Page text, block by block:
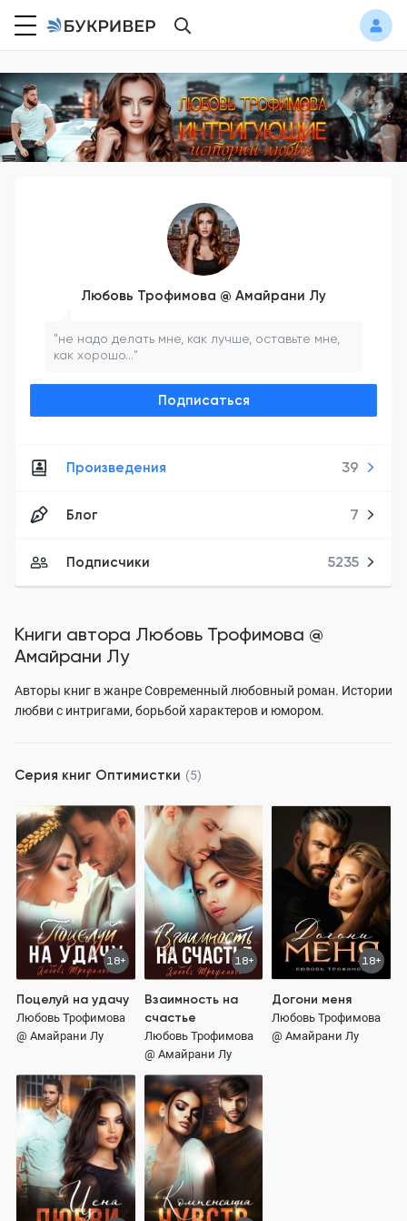
Любовь Трофимова @ Амайрани Лу
"не надо делать мне, как лучше, оставьте мне,
как хорошо..."
Подписаться
Произведения 39
Блог 7
Подписчики 5235
Книги автора Любовь Трофимова @
Амайрани Лу
Авторы книг в жанре Современный любовный роман. Истории
любви с интригами, борьбой характеров и юмором.
Серия книг Оптимистки (5)
18+
Поцелуй на удачу
Любовь Трофимова
@ Амайрани Лу
18+
Взаимность на
счастье
Любовь Трофимова
@ Амайрани Лу
18+
Догони меня
Любовь Трофимова
@ Амайрани Лу